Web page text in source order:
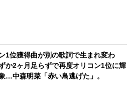
1位獲得曲が別の歌詞で生まれ変わ
か2ヶ月足らずで再度オリコン1位に輝
…中森明菜「赤い鳥逃げた」。